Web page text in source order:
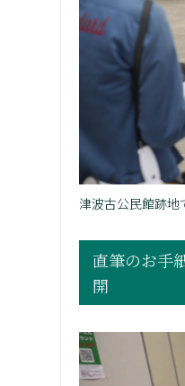
津波古公民館跡地
直筆のお手
開